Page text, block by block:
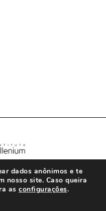
dados anônimos e te
nosso site. Caso queira
as configurações.